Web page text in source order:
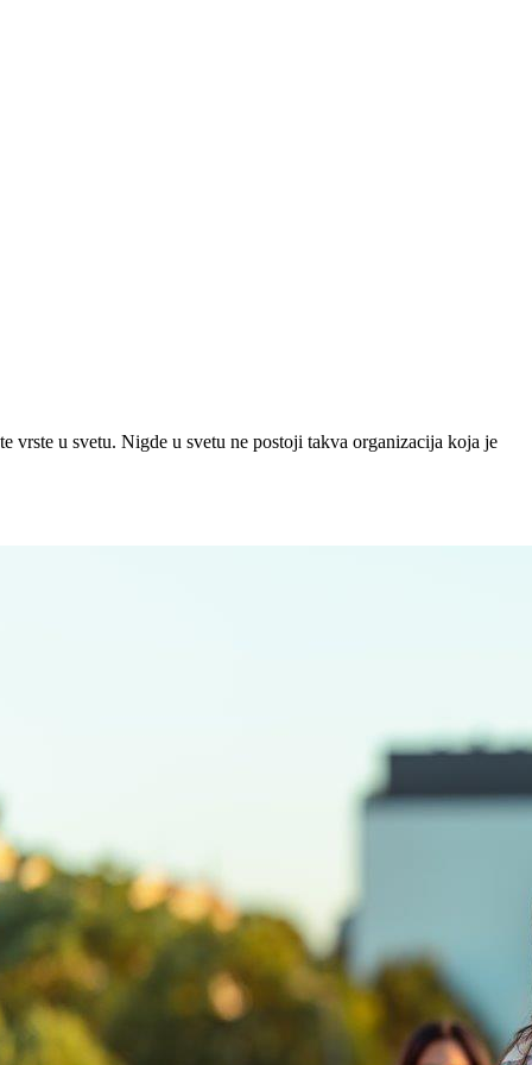
vrste u svetu. Nigde u svetu ne postoji takva organizacija koja je